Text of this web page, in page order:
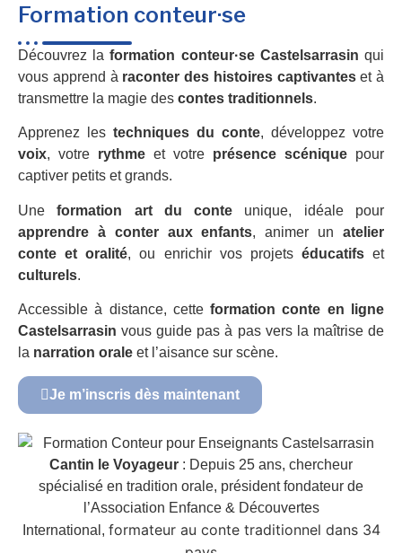
Formation conteur·se
Découvrez laformation conteur·se Castelsarrasin qui
vous apprend à raconter des histoires captivanteset à
transmettre la magie des contes traditionnels.
Apprenez les techniques du conte, développez votre
voix, votre rythme et votre présence scénique pour
captiver petits et grands.
Uneformation art du conte unique, idéale pour
apprendre à conter aux enfants, animer unatelier
conte et oralité, ou enrichir vos projets éducatifset
culturels.
Accessible à distance, cetteformation conte en ligne
Castelsarrasin vous guide pas à pas vers la maîtrise de
la narration orale et l’aisance sur scène.
Je m’inscris dès maintenant
Cantin le Voyageur : Depuis 25 ans, chercheur
spécialisé en tradition orale, président fondateur de
l’Association Enfance & Découvertes
International, formateur au conte traditionnel dans 34